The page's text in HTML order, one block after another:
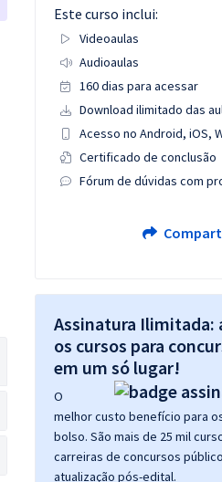
Este curso inclui:
Videoaulas
Audioaulas
160 dias para acessar
Download ilimitado das
Acesso no Android, iOS,
Certificado de conclusão
Fórum de dúvidas com
Assinatura Ilimitada:
os cursos para
em um só lugar!
O
melhor custo benefício para
bolso. São mais de 25 mil
carreiras de concursos
atualização pós-edital.